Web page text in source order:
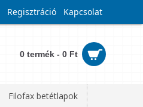
Regisztráció Kapcsolat
0 termék - 0 Ft
Filofax betétlapok